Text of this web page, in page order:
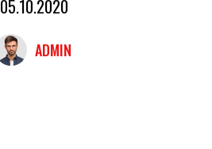
05.10.2020
ADMIN